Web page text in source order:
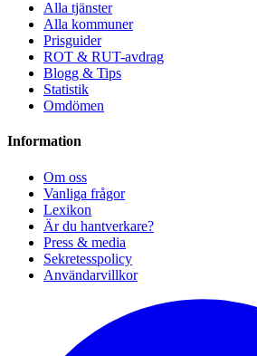
Alla tjänster
Alla kommuner
Prisguider
ROT & RUT-avdrag
Blogg & Tips
Statistik
Omdömen
Information
Om oss
Vanliga frågor
Lexikon
Är du hantverkare?
Press & media
Sekretesspolicy
Användarvillkor